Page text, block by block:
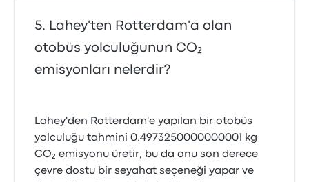
Lahey'ten Rotterdam'a olan
otobüs yolculuğunun CO₂
emisyonları nelerdir?
Lahey'den Rotterdam'e yapılan bir otobüs
yolculuğu tahmini 0.4973250000000001 kg
CO₂ emisyonu üretir, bu da onu son derece
çevre dostu bir seyahat seçeneği yapar ve